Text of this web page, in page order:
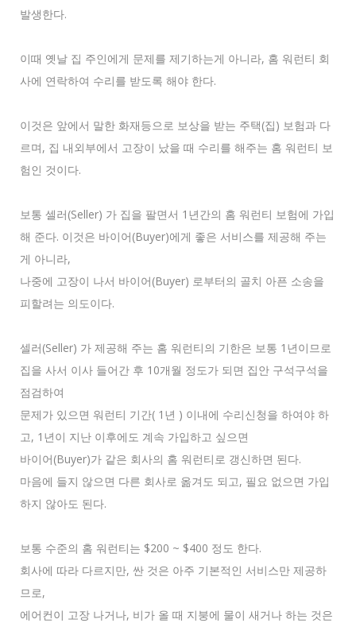
발생한다.
이때 옛날 집 주인에게 문제를 제기하는게 아니라, 홈 워런티 회
사에 연락하여 수리를 받도록 해야 한다.
이것은 앞에서 말한 화재등으로 보상을 받는 주택(집) 보험과 다
르며, 집 내외부에서 고장이 났을 때 수리를 해주는 홈 워런티 보
험인 것이다.
보통 셀러(Seller) 가 집을 팔면서 1년간의 홈 워런티 보험에 가입
해 준다. 이것은 바이어(Buyer)에게 좋은 서비스를 제공해 주는
게 아니라,
나중에 고장이 나서 바이어(Buyer) 로부터의 골치 아픈 소송을
피할려는 의도이다.
셀러(Seller) 가 제공해 주는 홈 워런티의 기한은 보통 1년이므로
집을 사서 이사 들어간 후 10개월 정도가 되면 집안 구석구석을
점검하여
문제가 있으면 워런티 기간( 1년 ) 이내에 수리신청을 하여야 하
고, 1년이 지난 이후에도 계속 가입하고 싶으면
바이어(Buyer)가 같은 회사의 홈 워런티로 갱신하면 된다.
마음에 들지 않으면 다른 회사로 옮겨도 되고, 필요 없으면 가입
하지 않아도 된다.
보통 수준의 홈 워런티는 $200 ~ $400 정도 한다.
회사에 따라 다르지만, 싼 것은 아주 기본적인 서비스만 제공하
므로,
에어컨이 고장 나거나, 비가 올 때 지붕에 물이 새거나 하는 것은